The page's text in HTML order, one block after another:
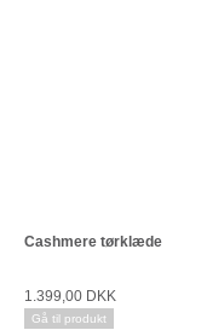
Cashmere tørklæde
1.399,00 DKK
Gå til produkt